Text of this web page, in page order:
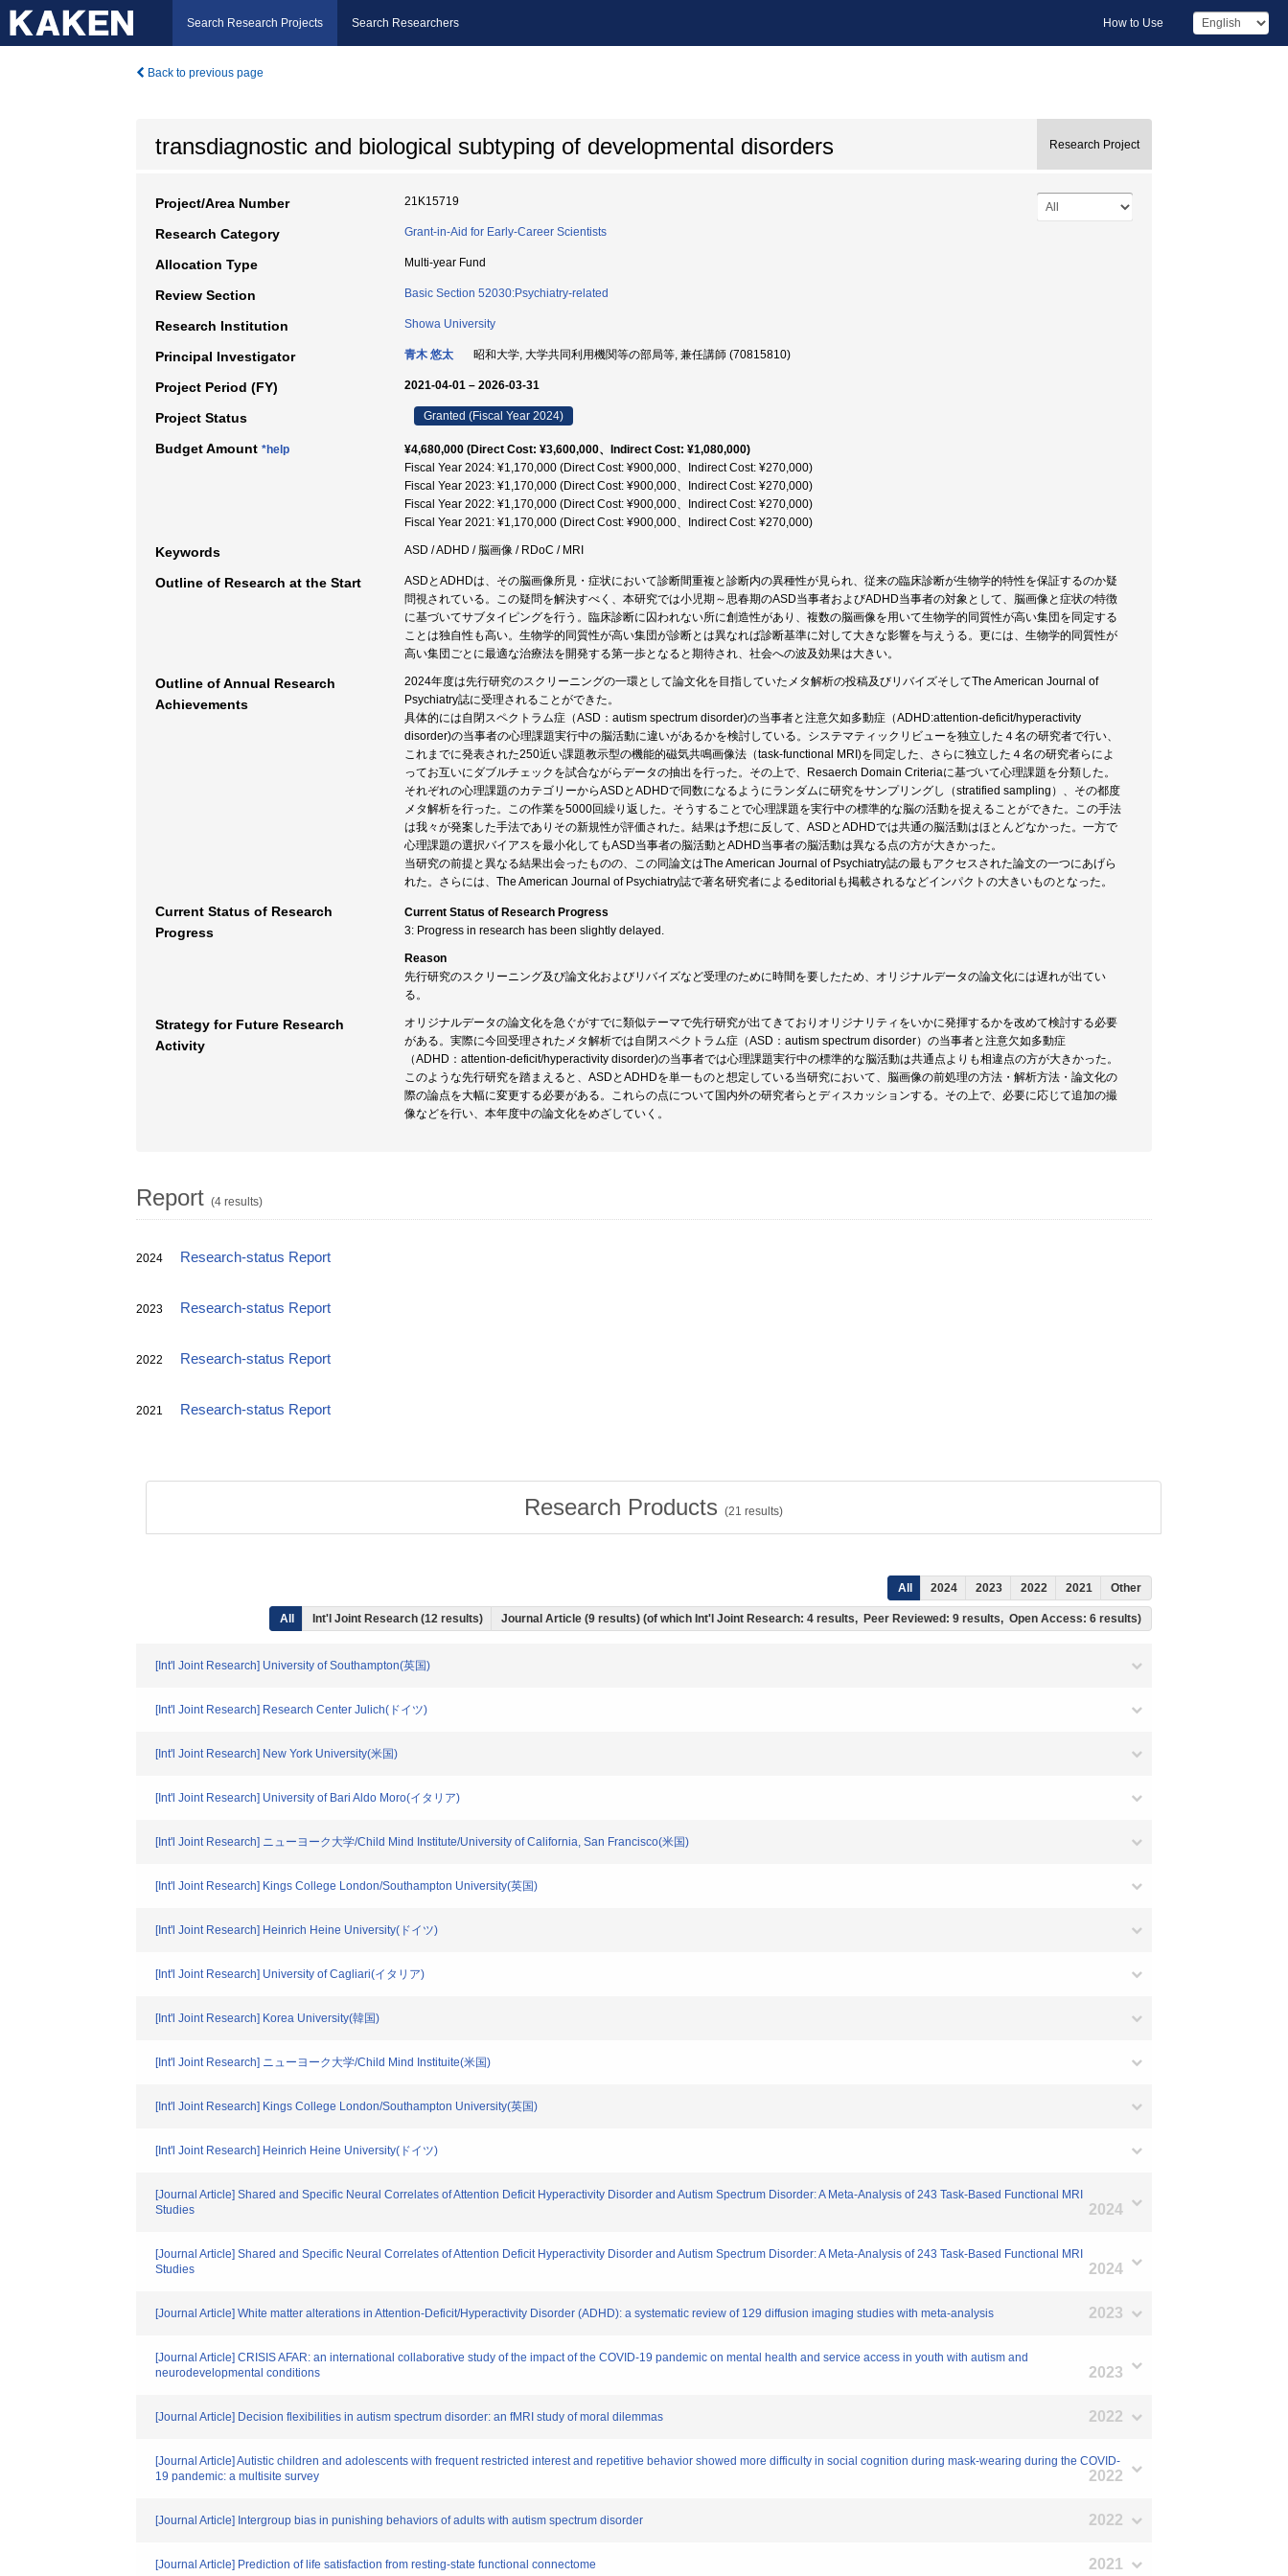
Search Research Projects Search Researchers How to Use
Back to previous page
transdiagnostic and biological subtyping of developmental disorders Research Project
Project/Area Number 21K15719
Research Category Grant-in-Aid for Early-Career Scientists
Allocation Type Multi-year Fund
Review Section Basic Section 52030:Psychiatry-related
Research Institution Showa University
Principal Investigator 青木 悠太 昭和大学, 大学共同利用機関等の部局等, 兼任講師 (70815810)
Project Period (FY) 2021-04-01 – 2026-03-31
Project Status Granted (Fiscal Year 2024)
Budget Amount *help
¥4,680,000 (Direct Cost: ¥3,600,000、Indirect Cost: ¥1,080,000)
Fiscal Year 2024: ¥1,170,000 (Direct Cost: ¥900,000、Indirect Cost: ¥270,000)
Fiscal Year 2023: ¥1,170,000 (Direct Cost: ¥900,000、Indirect Cost: ¥270,000)
Fiscal Year 2022: ¥1,170,000 (Direct Cost: ¥900,000、Indirect Cost: ¥270,000)
Fiscal Year 2021: ¥1,170,000 (Direct Cost: ¥900,000、Indirect Cost: ¥270,000)
Keywords ASD / ADHD / 脳画像 / RDoC / MRI
Outline of Research at the Start
ASDとADHDは、その脳画像所見・症状において診断間重複と診断内の異種性が見られ、従来の臨床診断が生物学的特性を保証するのか疑
問視されている。この疑問を解決すべく、本研究では小児期～思春期のASD当事者およびADHD当事者の対象として、脳画像と症状の特徴
に基づいてサブタイピングを行う。臨床診断に囚われない所に創造性があり、複数の脳画像を用いて生物学的同質性が高い集団を同定する
ことは独自性も高い。生物学的同質性が高い集団が診断とは異なれば診断基準に対して大きな影響を与えうる。更には、生物学的同質性が
高い集団ごとに最適な治療法を開発する第一歩となると期待され、社会への波及効果は大きい。
Outline of Annual Research
Achievements
2024年度は先行研究のスクリーニングの一環として論文化を目指していたメタ解析の投稿及びリバイズそしてThe American Journal of
Psychiatry誌に受理されることができた。
具体的には自閉スペクトラム症（ASD：autism spectrum disorder)の当事者と注意欠如多動症（ADHD:attention-deficit/hyperactivity
disorder)の当事者の心理課題実行中の脳活動に違いがあるかを検討している。システマティックリビューを独立した４名の研究者で行い、
これまでに発表された250近い課題教示型の機能的磁気共鳴画像法（task-functional MRI)を同定した、さらに独立した４名の研究者らによ
ってお互いにダブルチェックを試合ながらデータの抽出を行った。その上で、Resaerch Domain Criteriaに基づいて心理課題を分類した。
それぞれの心理課題のカテゴリーからASDとADHDで同数になるようにランダムに研究をサンプリングし（stratified sampling）、その都度
メタ解析を行った。この作業を5000回繰り返した。そうすることで心理課題を実行中の標準的な脳の活動を捉えることができた。この手法
は我々が発案した手法でありその新規性が評価された。結果は予想に反して、ASDとADHDでは共通の脳活動はほとんどなかった。一方で
心理課題の選択バイアスを最小化してもASD当事者の脳活動とADHD当事者の脳活動は異なる点の方が大きかった。
当研究の前提と異なる結果出会ったものの、この同論文はThe American Journal of Psychiatry誌の最もアクセスされた論文の一つにあげら
れた。さらには、The American Journal of Psychiatry誌で著名研究者によるeditorialも掲載されるなどインパクトの大きいものとなった。
Current Status of Research
Progress
Current Status of Research Progress
3: Progress in research has been slightly delayed.
Reason
先行研究のスクリーニング及び論文化およびリバイズなど受理のために時間を要したため、オリジナルデータの論文化には遅れが出てい
る。
Strategy for Future Research
Activity
オリジナルデータの論文化を急ぐがすでに類似テーマで先行研究が出てきておりオリジナリティをいかに発揮するかを改めて検討する必要
がある。実際に今回受理されたメタ解析では自閉スペクトラム症（ASD：autism spectrum disorder）の当事者と注意欠如多動症
（ADHD：attention-deficit/hyperactivity disorder)の当事者では心理課題実行中の標準的な脳活動は共通点よりも相違点の方が大きかった。
このような先行研究を踏まえると、ASDとADHDを単一ものと想定している当研究において、脳画像の前処理の方法・解析方法・論文化の
際の論点を大幅に変更する必要がある。これらの点について国内外の研究者らとディスカッションする。その上で、必要に応じて追加の撮
像などを行い、本年度中の論文化をめざしていく。
Report (4 results)
2024 Research-status Report
2023 Research-status Report
2022 Research-status Report
2021 Research-status Report
Research Products (21 results)
All 2024 2023 2022 2021 Other
All Int'l Joint Research (12 results) Journal Article (9 results) (of which Int'l Joint Research: 4 results, Peer Reviewed: 9 results, Open Access: 6 results)
[Int'l Joint Research] University of Southampton(英国)
[Int'l Joint Research] Research Center Julich(ドイツ)
[Int'l Joint Research] New York University(米国)
[Int'l Joint Research] University of Bari Aldo Moro(イタリア)
[Int'l Joint Research] ニューヨーク大学/Child Mind Institute/University of California, San Francisco(米国)
[Int'l Joint Research] Kings College London/Southampton University(英国)
[Int'l Joint Research] Heinrich Heine University(ドイツ)
[Int'l Joint Research] University of Cagliari(イタリア)
[Int'l Joint Research] Korea University(韓国)
[Int'l Joint Research] ニューヨーク大学/Child Mind Instituite(米国)
[Int'l Joint Research] Kings College London/Southampton University(英国)
[Int'l Joint Research] Heinrich Heine University(ドイツ)
[Journal Article] Shared and Specific Neural Correlates of Attention Deficit Hyperactivity Disorder and Autism Spectrum Disorder: A Meta-Analysis of 243 Task-Based Functional MRI
Studies
2024
[Journal Article] Shared and Specific Neural Correlates of Attention Deficit Hyperactivity Disorder and Autism Spectrum Disorder: A Meta-Analysis of 243 Task-Based Functional MRI
Studies
2024
[Journal Article] White matter alterations in Attention-Deficit/Hyperactivity Disorder (ADHD): a systematic review of 129 diffusion imaging studies with meta-analysis 2023
[Journal Article] CRISIS AFAR: an international collaborative study of the impact of the COVID-19 pandemic on mental health and service access in youth with autism and
neurodevelopmental conditions
2023
[Journal Article] Decision flexibilities in autism spectrum disorder: an fMRI study of moral dilemmas 2022
[Journal Article] Autistic children and adolescents with frequent restricted interest and repetitive behavior showed more difficulty in social cognition during mask-wearing during the COVID-
19 pandemic: a multisite survey
2022
[Journal Article] Intergroup bias in punishing behaviors of adults with autism spectrum disorder 2022
[Journal Article] Prediction of life satisfaction from resting‐state functional connectome 2021